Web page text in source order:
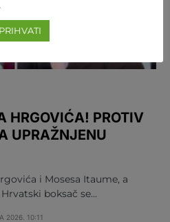
HRGOVIĆA! PROTIV
UPRAŽNJENU
i Mosesa Itaume, a
boksač se…
2026. 10:11
PRIHVATI